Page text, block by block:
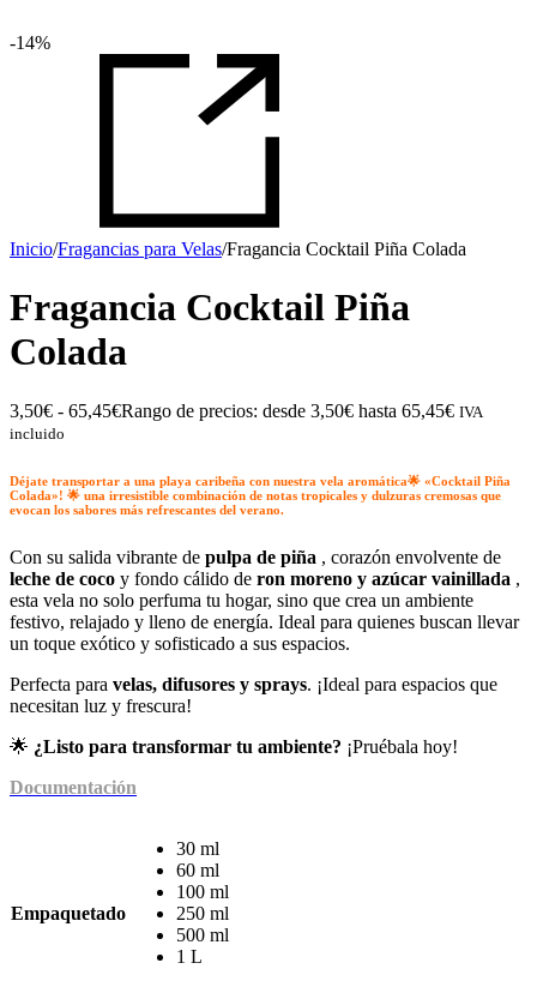
-14%
Inicio/Fragancias para Velas/Fragancia Cocktail Piña Colada
Fragancia Cocktail Piña
Colada
3,50€ - 65,45€Rango de precios: desde 3,50€ hasta 65,45€ IVA
incluido
Déjate transportar a una playa caribeña con nuestra vela aromática🌟 «Cocktail Piña
Colada»! 🌟 una irresistible combinación de notas tropicales y dulzuras cremosas que
evocan los sabores más refrescantes del verano.
Con su salida vibrante de pulpa de piña , corazón envolvente de
leche de coco y fondo cálido de ron moreno y azúcar vainillada ,
esta vela no solo perfuma tu hogar, sino que crea un ambiente
festivo, relajado y lleno de energía. Ideal para quienes buscan llevar
un toque exótico y sofisticado a sus espacios.
Perfecta para velas, difusores y sprays. ¡Ideal para espacios que
necesitan luz y frescura!
🌟 ¿Listo para transformar tu ambiente? ¡Pruébala hoy!
Documentación
Empaquetado
30 ml
60 ml
100 ml
250 ml
500 ml
1 L